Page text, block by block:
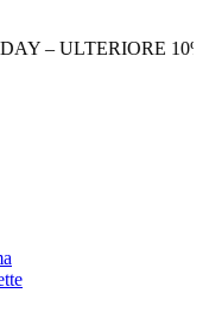
10% DI